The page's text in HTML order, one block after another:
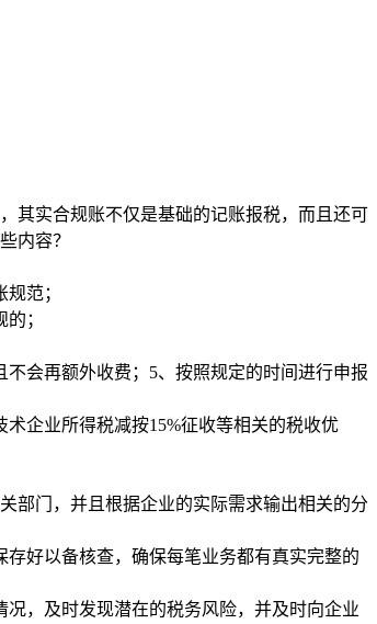
其实合规账不仅是基础的记账报税，而且还可
内容？
范；
；
会再额外收费；5、按照规定的时间进行申报
企业所得税减按15%征收等相关的税收优
部门，并且根据企业的实际需求输出相关的分
好以备核查，确保每笔业务都有真实完整的
，及时发现潜在的税务风险，并及时向企业